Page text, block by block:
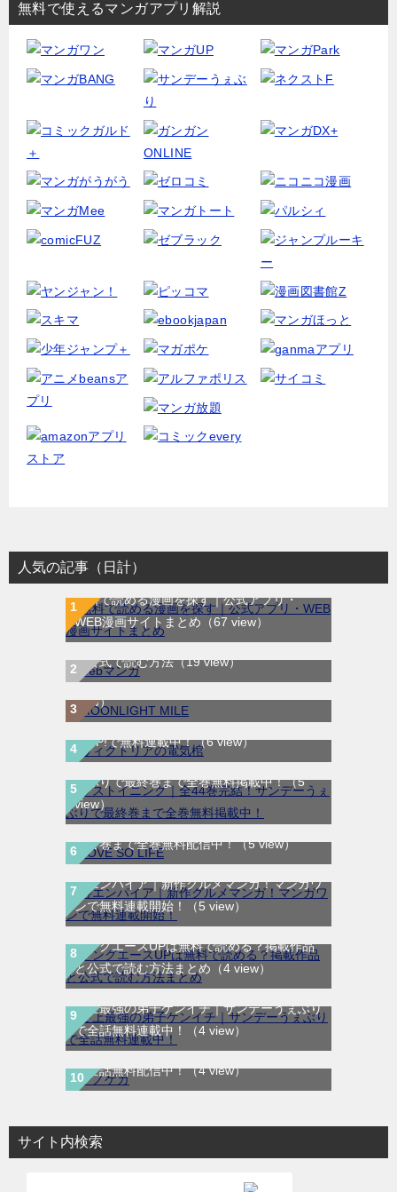
無料で使えるマンガアプリ解説
人気の記事（日計）
無料で読める漫画を探す｜公式アプリ・
WEB漫画サイトまとめ （67 view）
WEB漫画サイト一覧｜ブラウザで無料漫画
を公式で読む方法（19 view）
MOONLIGHT MILE｜最新刊第23巻！マンガ
ワンで最新刊まで全巻無料配信中！（15
view）
ヴィクトリアの電気棺｜最新刊第2巻！マン
ガUP!で無料連載中！（6 view）
ラストイニング｜全44巻完結！サンデーう
ぇぶりで最終巻まで全巻無料掲載中！（5
view）
LOVE SO LIFE｜全17巻完結！マンガParkで
最終巻まで全巻無料配信中！（5 view）
寿エンパイア｜新作グルメマンガ！マンガワ
ンで無料連載開始！
（5 view）
ヤングエースUPは無料で読める？掲載作品
と公式で読む方法まとめ （4 view）
史上最強の弟子ケンイチ｜サンデーうぇぶり
で全話無料連載中！
（4 view）
テノゲカ｜最新刊第2巻！サンデーうぇぶり
で全話無料配信中！（4 view）
サイト内検索